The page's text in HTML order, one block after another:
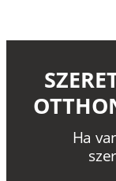
Ha va
szer